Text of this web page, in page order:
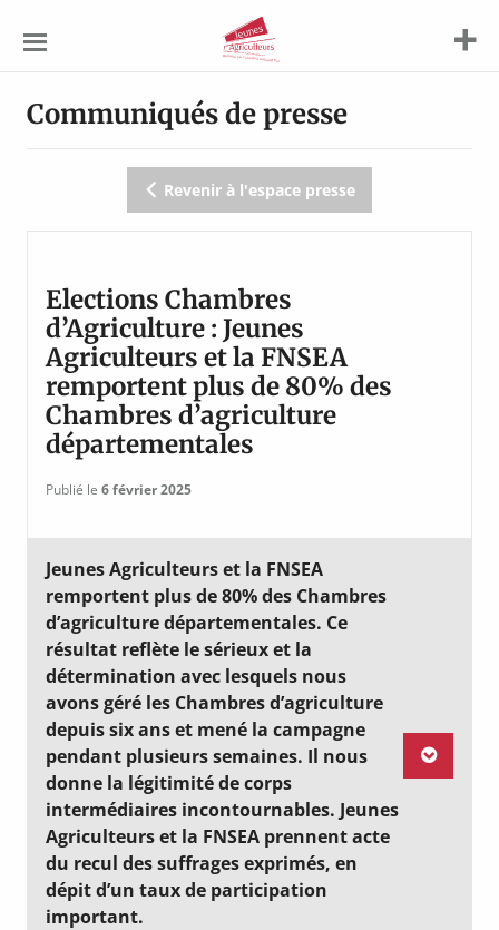
Agriculteurs
Communiqués de presse
Revenir à l'espace presse
Elections Chambres
d’Agriculture : Jeunes
Agriculteurs et la FNSEA
remportent plus de 80% des
Chambres d’agriculture
départementales
Publié le 6 février 2025
Jeunes Agriculteurs et la FNSEA
remportent plus de 80% des Chambres
d’agriculture départementales. Ce
résultat reflète le sérieux et la
détermination avec lesquels nous
avons géré les Chambres d’agriculture
depuis six ans et mené la campagne
pendant plusieurs semaines. Il nous
donne la légitimité de corps
intermédiaires incontournables. Jeunes
Agriculteurs et la FNSEA prennent acte
du recul des suffrages exprimés, en
dépit d’un taux de participation
important.